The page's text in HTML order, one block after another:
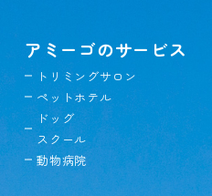
アミーゴのサービス
トリミングサロン
ペットホテル
ドッグ
スクール
動物病院